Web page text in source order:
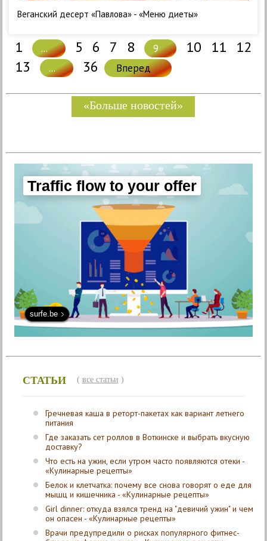
Веганский десерт «Павлова» - «Меню диеты»
1 ... 5 6 7 8 9 10 11
12
13
... 36 Вперед
«Больше новостей»
Traffic flow to your offer
surfe.be
СТАТЬИ ( все статьи )
Гречневая каша в реторт-пакетах как вариант летнего
питания
Где заказать сет роллов в Воткинске и выбрать вкусную
доставку?
Что есть на ужин, если утром часто появляются отеки -
«Кулинарные рецепты»
Белок и клетчатка: почему все снова говорят о еде для
мышц и кишечника - «Кулинарные рецепты»
Girl dinner: откуда взялся тренд на "девичий ужин" и чем
он опасен - «Кулинарные рецепты»
Врачи предупредили о рисках популярного фитнес-